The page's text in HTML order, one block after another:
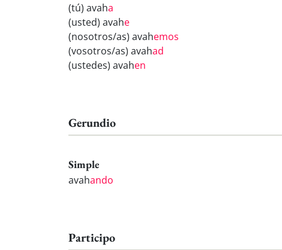
(tú) avaha
(usted) avahe
(nosotros/as) avahemos
(vosotros/as) avahad
(ustedes) avahen
Gerundio
Simple
avahando
Participo